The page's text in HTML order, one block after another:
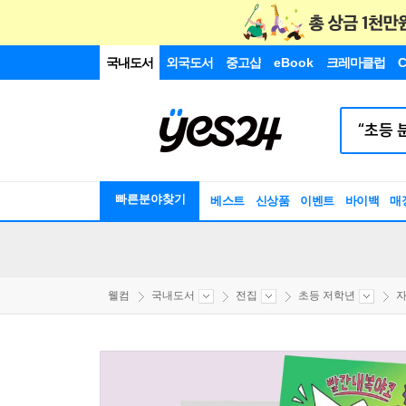
국내도서 외국도서 중고샵 eBook 크레마클럽
빠른분야찾기 베스트 신상품 이벤트 바이백 매
웰컴 국내도서 전집 초등 저학년